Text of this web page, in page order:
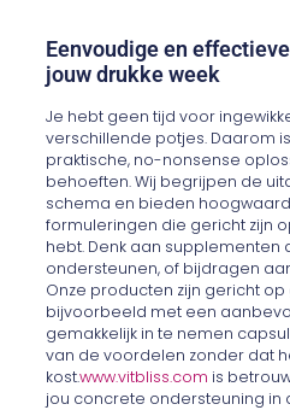
Eenvoudige en
jouw drukke week
Je hebt geen tijd voor
verschillende potjes. Daarom is
praktische, no-nonsense
behoeften. Wij begrijpen de
schema en bieden
formuleringen die gericht zijn
hebt. Denk aan supplementen
ondersteunen, of bijdragen
Onze producten zijn gericht
bijvoorbeeld met een
gemakkelijk in te nemen
van de voordelen zonder dat
kost.www.vitbliss.com is
jou concrete ondersteuning in